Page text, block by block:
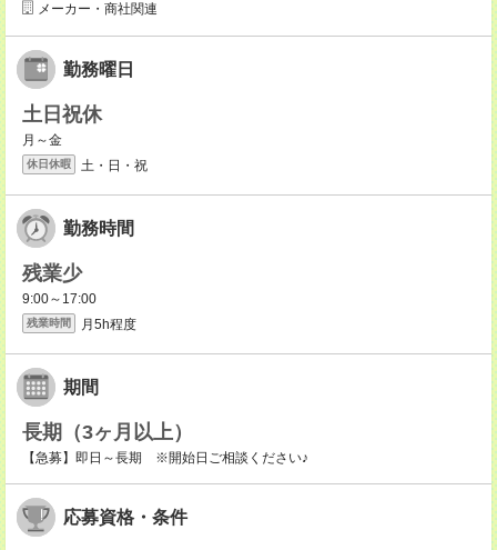
メーカー・商社関連
勤務曜日
土日祝休
月～金
休日休暇 土・日・祝
勤務時間
残業少
9:00～17:00
残業時間 月5h程度
期間
長期（3ヶ月以上）
【急募】即日～長期 ※開始日ご相談ください♪
応募資格・条件